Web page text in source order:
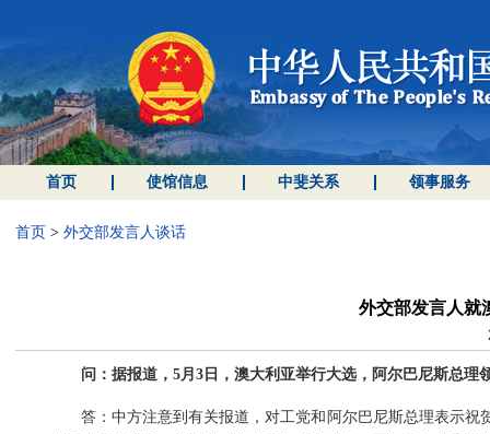
首页 使馆信息 中斐关系 领事服务
首页 > 外交部发言人谈话
外交部发言人就
问：据报道，5月3日，澳大利亚举行大选，阿尔巴尼斯总
答：中方注意到有关报道，对工党和阿尔巴尼斯总理表示